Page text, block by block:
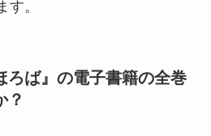
。
ろば』の電子書籍の全巻
？